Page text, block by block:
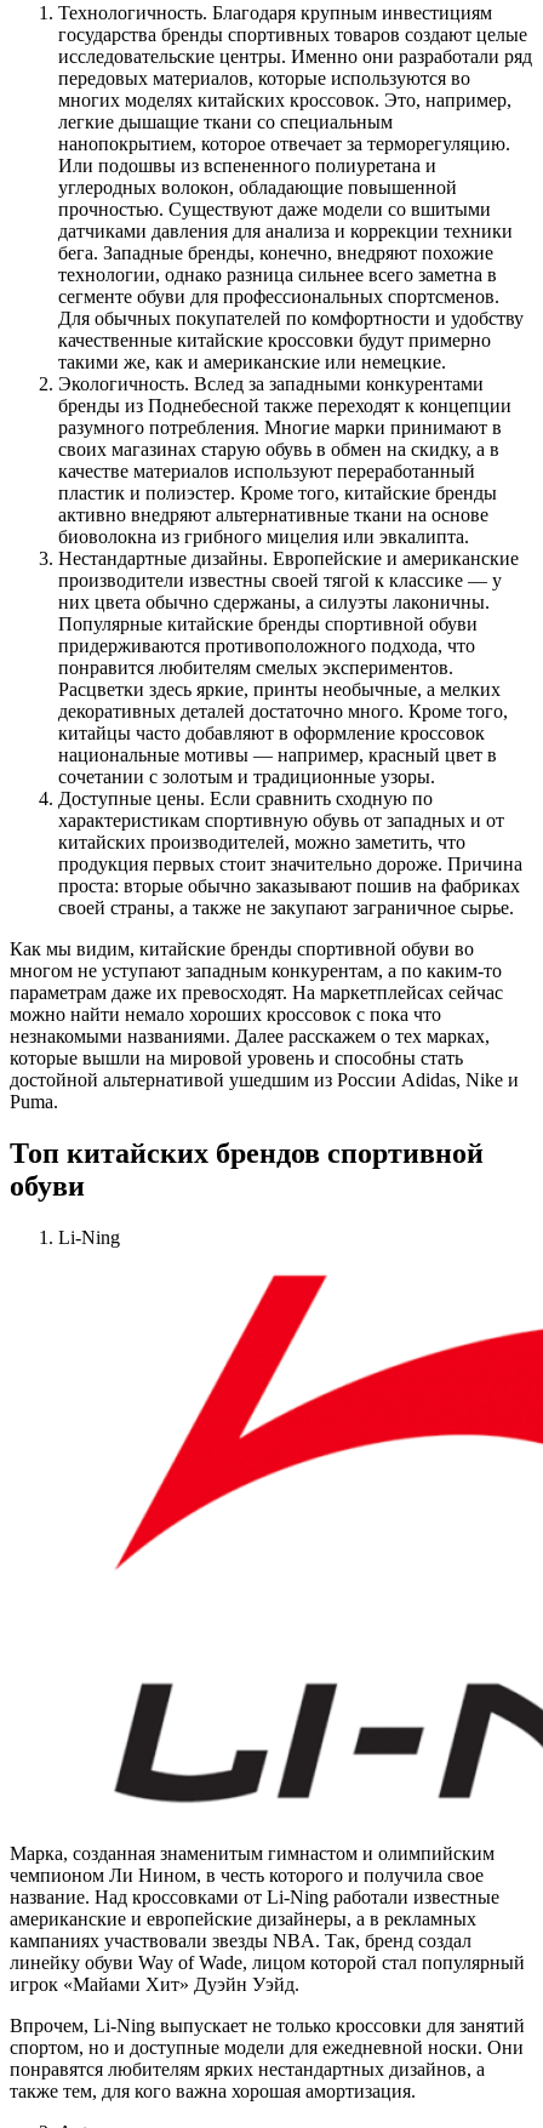
Технологичность. Благодаря крупным инвестициям
государства бренды спортивных товаров создают целые
исследовательские центры. Именно они разработали ряд
передовых материалов, которые используются во
многих моделях китайских кроссовок. Это, например,
легкие дышащие ткани со специальным
нанопокрытием, которое отвечает за терморегуляцию.
Или подошвы из вспененного полиуретана и
углеродных волокон, обладающие повышенной
прочностью. Существуют даже модели со вшитыми
датчиками давления для анализа и коррекции техники
бега. Западные бренды, конечно, внедряют похожие
технологии, однако разница сильнее всего заметна в
сегменте обуви для профессиональных спортсменов.
Для обычных покупателей по комфортности и удобству
качественные китайские кроссовки будут примерно
такими же, как и американские или немецкие.
Экологичность. Вслед за западными конкурентами
бренды из Поднебесной также переходят к концепции
разумного потребления. Многие марки принимают в
своих магазинах старую обувь в обмен на скидку, а в
качестве материалов используют переработанный
пластик и полиэстер. Кроме того, китайские бренды
активно внедряют альтернативные ткани на основе
биоволокна из грибного мицелия или эвкалипта.
Нестандартные дизайны. Европейские и американские
производители известны своей тягой к классике — у
них цвета обычно сдержаны, а силуэты лаконичны.
Популярные китайские бренды спортивной обуви
придерживаются противоположного подхода, что
понравится любителям смелых экспериментов.
Расцветки здесь яркие, принты необычные, а мелких
декоративных деталей достаточно много. Кроме того,
китайцы часто добавляют в оформление кроссовок
национальные мотивы — например, красный цвет в
сочетании с золотым и традиционные узоры.
Доступные цены. Если сравнить сходную по
характеристикам спортивную обувь от западных и от
китайских производителей, можно заметить, что
продукция первых стоит значительно дороже. Причина
проста: вторые обычно заказывают пошив на фабриках
своей страны, а также не закупают заграничное сырье.
Как мы видим, китайские бренды спортивной обуви во
многом не уступают западным конкурентам, а по каким-то
параметрам даже их превосходят. На маркетплейсах сейчас
можно найти немало хороших кроссовок с пока что
незнакомыми названиями. Далее расскажем о тех марках,
которые вышли на мировой уровень и способны стать
достойной альтернативой ушедшим из России Adidas, Nike и
Puma.
Топ китайских брендов спортивной
обуви
Li-Ning
Марка, созданная знаменитым гимнастом и олимпийским
чемпионом Ли Нином, в честь которого и получила свое
название. Над кроссовками от Li-Ning работали известные
американские и европейские дизайнеры, а в рекламных
кампаниях участвовали звезды NBA. Так, бренд создал
линейку обуви Way of Wade, лицом которой стал популярный
игрок «Майами Хит» Дуэйн Уэйд.
Впрочем, Li-Ning выпускает не только кроссовки для занятий
спортом, но и доступные модели для ежедневной носки. Они
понравятся любителям ярких нестандартных дизайнов, а
также тем, для кого важна хорошая амортизация.